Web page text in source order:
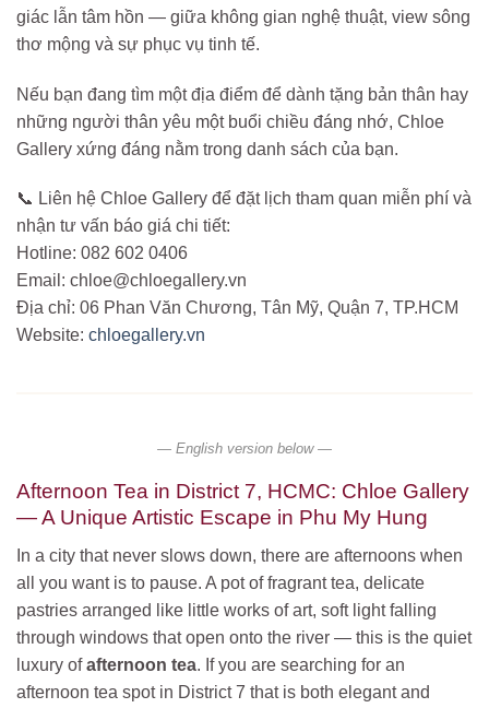
giác lẫn tâm hồn — giữa không gian nghệ thuật, view sông
thơ mộng và sự phục vụ tinh tế.
Nếu bạn đang tìm một địa điểm để dành tặng bản thân hay
những người thân yêu một buổi chiều đáng nhớ, Chloe
Gallery xứng đáng nằm trong danh sách của bạn.
📞 Liên hệ Chloe Gallery để đặt lịch tham quan miễn phí và
nhận tư vấn báo giá chi tiết:
Hotline: 082 602 0406
Email: chloe@chloegallery.vn
Địa chỉ: 06 Phan Văn Chương, Tân Mỹ, Quận 7, TP.HCM
Website: chloegallery.vn
— English version below —
Afternoon Tea in District 7, HCMC: Chloe Gallery
— A Unique Artistic Escape in Phu My Hung
In a city that never slows down, there are afternoons when
all you want is to pause. A pot of fragrant tea, delicate
pastries arranged like little works of art, soft light falling
through windows that open onto the river — this is the quiet
luxury ofafternoon tea. If you are searching for an
afternoon tea spot in District 7 that is both elegant and